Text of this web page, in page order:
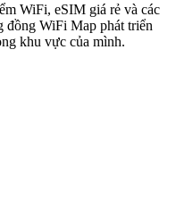
WiFi, eSIM giá rẻ và các
đồng WiFi Map phát triển
khu vực của mình.